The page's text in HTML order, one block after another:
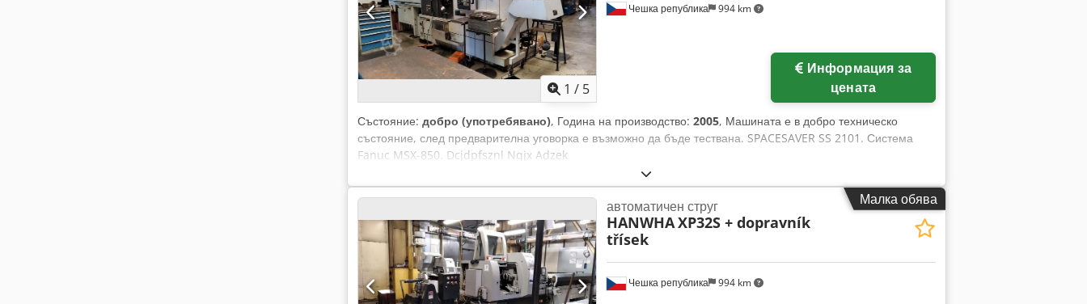
1 / 5
Чешка република 994 km
цената
Състояние: добро (употребявано), Година на производство: 2005, Машината е в добро техническо
състояние, след предварителна уговорка е възможно да бъде тествана. SPACESAVER SS 2101. Система
Fanuc MSX-850. Dcjdpfsznl Nqjx Adzek
Малка обява
Чешка република 994 km
автоматичен струг
HANWHAXP32S + dopravník
třísek